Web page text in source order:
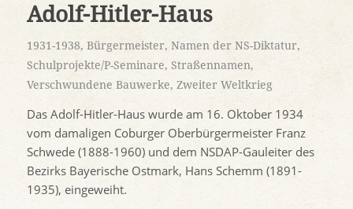
Adolf-Hitler-Haus
1931-1938, Bürgermeister, Namen der NS-Diktatur,
Schulprojekte/P-Seminare, Straßennamen,
Verschwundene Bauwerke, Zweiter Weltkrieg
Das Adolf-Hitler-Haus wurde am 16. Oktober 1934
vom damaligen Coburger Oberbürgermeister Franz
Schwede (1888-1960) und dem NSDAP-Gauleiter des
Bezirks Bayerische Ostmark, Hans Schemm (1891-
1935), eingeweiht.